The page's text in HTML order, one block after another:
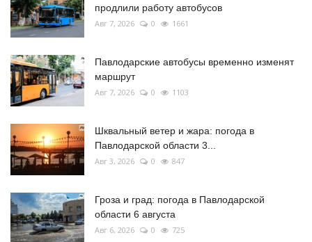
продлили работу автобусов
Авг 7, 2026 0 1661
Павлодарские автобусы временно изменят
маршрут
Авг 7, 2026 0 1103
Шквальный ветер и жара: погода в
Павлодарской области 3...
Авг 3, 2026 0 847
Гроза и град: погода в Павлодарской
области 6 августа
Авг 6, 2026 0 725